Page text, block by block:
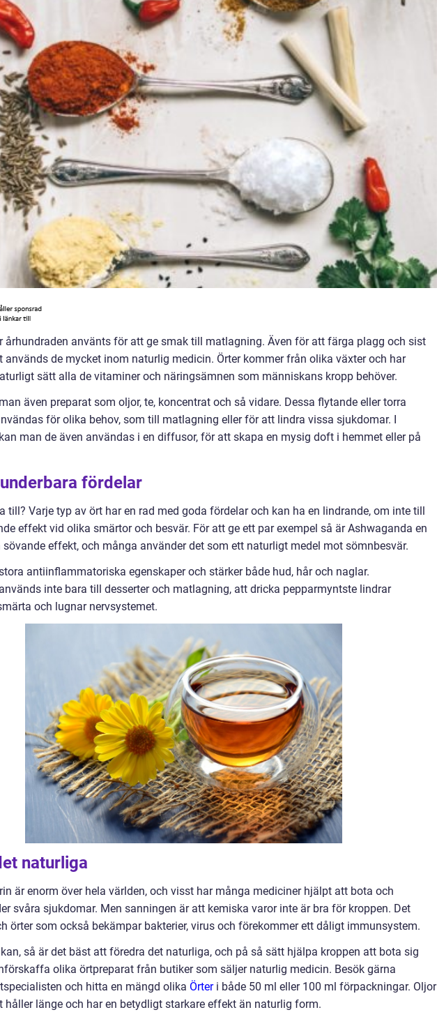
århundraden använts för att ge smak till matlagning. Även för att färga plagg och sist
används de mycket inom naturlig medicin. Örter kommer från olika växter och har
sätt alla de vitaminer och näringsämnen som människans kropp behöver.
även preparat som oljor, te, koncentrat och så vidare. Dessa flytande eller torra
för olika behov, som till matlagning eller för att lindra vissa sjukdomar. I
man de även användas i en diffusor, för att skapa en mysig doft i hemmet eller på
fördelar
till? Varje typ av ört har en rad med goda fördelar och kan ha en lindrande, om inte till
effekt vid olika smärtor och besvär. För att ge ett par exempel så är Ashwaganda en
sövande effekt, och många använder det som ett naturligt medel mot sömnbesvär.
antiinflammatoriska egenskaper och stärker både hud, hår och naglar.
inte bara till desserter och matlagning, att dricka pepparmyntste lindrar
och lugnar nervsystemet.
naturliga
är enorm över hela världen, och visst har många mediciner hjälpt att bota och
svåra sjukdomar. Men sanningen är att kemiska varor inte är bra för kroppen. Det
örter som också bekämpar bakterier, virus och förekommer ett dåligt immunsystem.
så är det bäst att föredra det naturliga, och på så sätt hjälpa kroppen att bota sig
olika örtpreparat från butiker som säljer naturlig medicin. Besök gärna
och hitta en mängd olika Örteri både 50 ml eller 100 ml förpackningar. Oljor
håller länge och har en betydligt starkare effekt än naturlig form.